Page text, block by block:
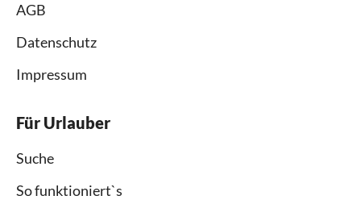
AGB
Datenschutz
Impressum
Für Urlauber
Suche
So funktioniert`s